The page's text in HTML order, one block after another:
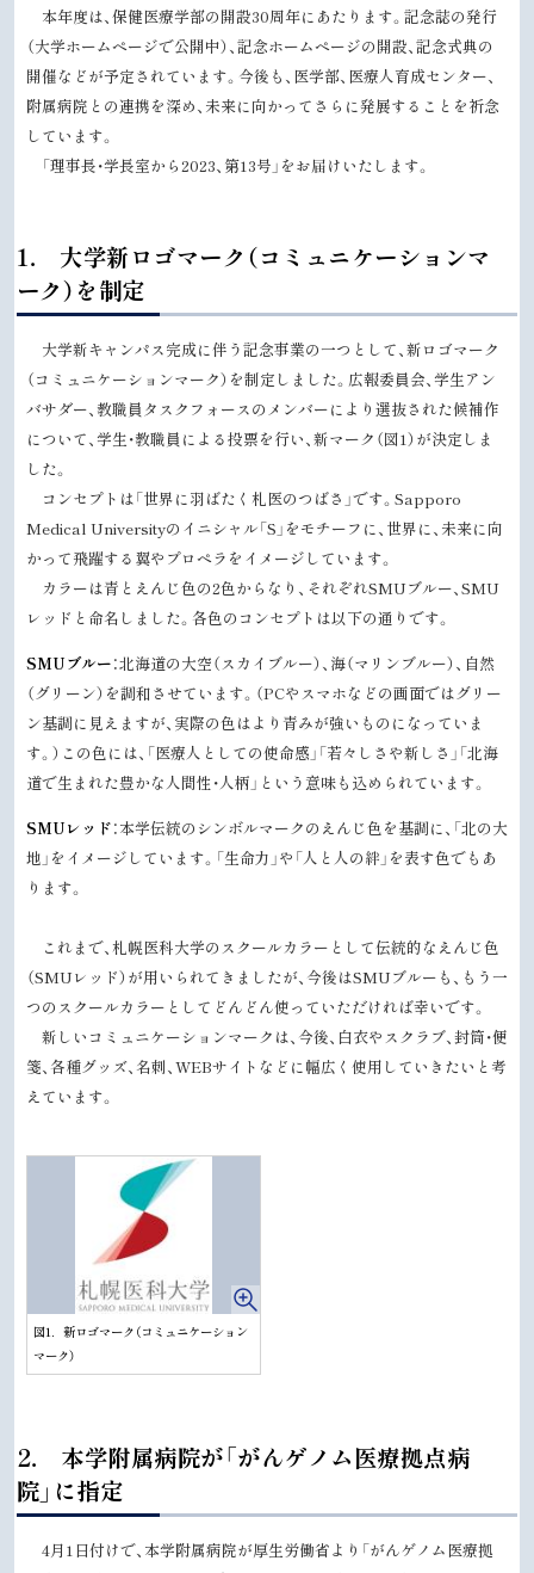
本年度は、保健医療学部の開設30周年にあたります。記念誌の発行
（大学ホームページで公開中）、記念ホームページの開設、記念式典の
開催などが予定されています。今後も、医学部、医療人育成センター、
附属病院との連携を深め、未来に向かってさらに発展することを祈念
しています。
「理事長・学長室から2023、第13号」をお届けいたします。
ッ
プ
る
1． 大学新ロゴマーク（コミュニケーションマ
ーク）を制定
大学新キャンパス完成に伴う記念事業の一つとして、新ロゴマーク
（コミュニケーションマーク）を制定しました。広報委員会、学生アン
バサダー、教職員タスクフォースのメンバーにより選抜された候補作
について、学生・教職員による投票を行い、新マーク（図1）が決定しま
した。
コンセプトは「世界に羽ばたく札医のつばさ」です。 Sapporo
Medical Universityのイニシャル「S 」をモチーフに、世界に、未来に向
かって飛躍する翼やプロペラをイメージしています。
カラーは青とえんじ色の2色からなり、それぞれSMUブルー、SMU
レッドと命名しました。各色のコンセプトは以下の通りです。
SMUブルー：北海道の大空（スカイブルー）、海（マリンブルー）、自然
（グリーン）を調和させています。（PCやスマホなどの画面ではグリー
ン基調に見えますが、実際の色はより青みが強いものになっていま
す。）この色には、「医療人としての使命感」「若々しさや新しさ」「北海
道で生まれた豊かな人間性・人柄」という意味も込められています。
SMUレッド：本学伝統のシンボルマークのえんじ色を基調に、「北の大
地」をイメージしています。「生命力」や「人と人の絆」を表す色でもあ
ります。
これまで、札幌医科大学のスクールカラーとして伝統的なえんじ色
（SMUレッド）が用いられてきましたが、今後はSMUブルーも、もう一
つのスクールカラーとしてどんどん使っていただければ幸いです。
新しいコミュニケーションマークは、今後、白衣やスクラブ、封筒・便
箋、各種グッズ、名刺、WEBサイトなどに幅広く使用していきたいと考
えています。
図1．新ロゴマーク（コミュニケーション
マーク）
ッ
プ
2． 本学附属病院が「がんゲノム医療拠点病
院」に指定
4月1日付けで、本学附属病院が厚生労働省より「がんゲノム医療拠